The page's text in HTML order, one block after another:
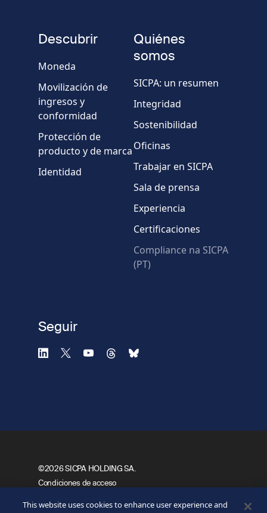
teléfono
País
Mensaje
* Campos obligatorios
Descubrir
Moneda
Movilización de
ingresos y
conformidad
Protección de
producto y de marca
Identidad
Quiénes
somos
SICPA: un resumen
Integridad
Sostenibilidad
Oficinas
Trabajar en SICPA
Sala de prensa
Experiencia
Certificaciones
Compliance na SICPA
(PT)
Seguir
Footer
Bottom
©2026 SICPA HOLDING SA.
Condiciones de acceso
This website uses cookies to enhance user experience and